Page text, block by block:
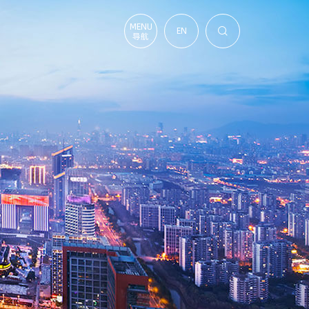
MENU
导航
EN 